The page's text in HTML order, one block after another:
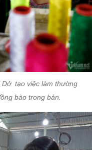
tạo việc làm thường
bào trong bản.